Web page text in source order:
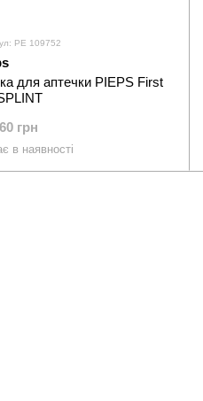
PE 109752
для аптечки PIEPS First
грн
в наявності